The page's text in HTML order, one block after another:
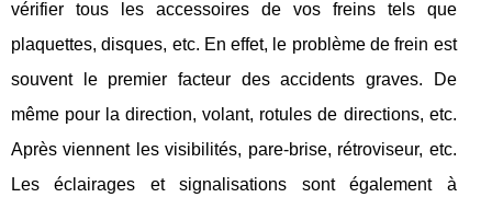
vérifier tous les accessoires de vos freins tels que
plaquettes, disques, etc. En effet, le problème de frein est
souvent le premier facteur des accidents graves. De
même pour la direction, volant, rotules de directions, etc.
Après viennent les visibilités, pare-brise, rétroviseur, etc.
Les éclairages et signalisations sont également à